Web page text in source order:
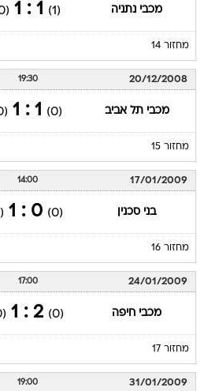
מכבי נתניה (1)
1 : 1
(0)
מחזור 14
20/12/2008
19:30
מכבי תל אביב (0)
1 : 1
(0)
מחזור 15
17/01/2009
14:00
בני סכנין (0)
0 : 1
(1)
מחזור 16
24/01/2009
17:00
מכבי חיפה (0)
2 : 1
(0)
מחזור 17
31/01/2009
19:00